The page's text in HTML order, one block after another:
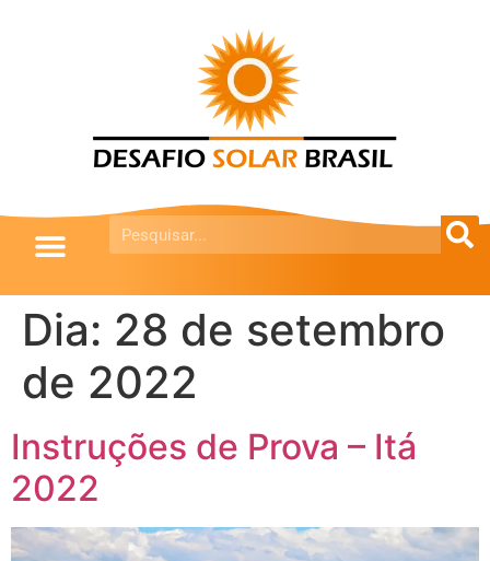
Dia: 28 de setembro
de 2022
Instruções de Prova – Itá
2022